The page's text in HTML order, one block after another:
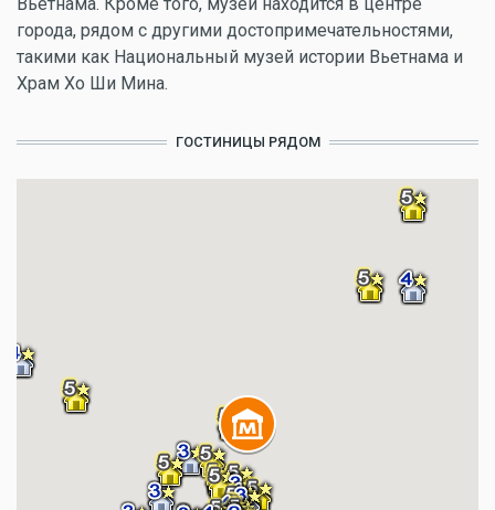
города, рядом с другими достопримечательностями,
такими как Национальный музей истории Вьетнама и
Храм Хо Ши Мина.
ГОСТИНИЦЫ РЯДОМ